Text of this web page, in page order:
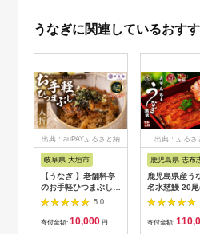
うなぎに関連しているおす
出典：auPAYふるさと納
岐阜県 大垣市
【うなぎ 】老舗料亭
のお手軽ひつまぶし
国産 鰻 ごはん たれ
出汁つき 冷蔵便 1人
分 国産鰻 国産うなぎ
5.0
寄付金額: 10,000 円
出典：ふるさ
鹿児島県 志布
鹿児島県産う
名水慈鰻 20尾
160g)＜計約
寄付金額: